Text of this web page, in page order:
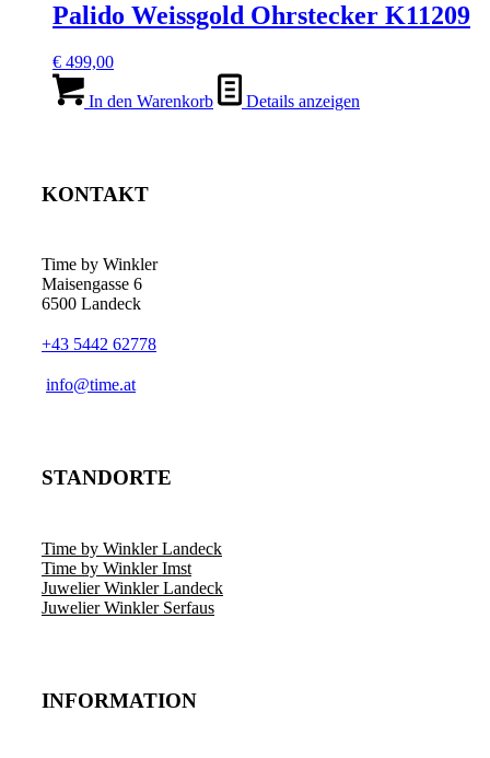
Palido Weissgold Ohrstecker K11209
€ 499,00
In den Warenkorb Details anzeigen
KONTAKT
Time by Winkler
Maisengasse 6
6500 Landeck
+43 5442 62778
­info@time.at
STANDORTE
Time by Winkler Landeck
Time by Winkler Imst
Juwelier Winkler Landeck
Juwelier Winkler Serfaus
INFORMATION